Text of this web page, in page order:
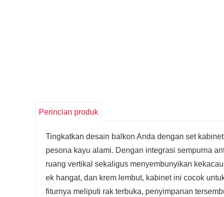
Perincian produk
Tingkatkan desain balkon Anda dengan set
pesona kayu alami. Dengan integrasi sempurna
ruang vertikal sekaligus menyembunyikan
ek hangat, dan krem ​​lembut, kabinet ini cocok
fiturnya meliputi rak terbuka, penyimpanan